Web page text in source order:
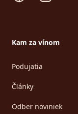
Kam za vínom
Podujatia
Články
Odber noviniek